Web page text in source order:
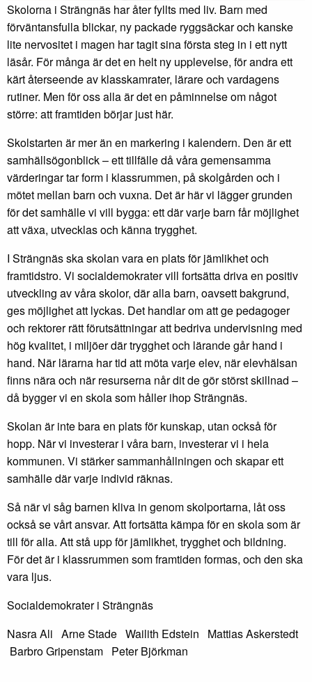
Skolorna i Strängnäs har åter fyllts med liv. Barn med
förväntansfulla blickar, ny packade ryggsäckar och kanske
lite nervositet i magen har tagit sina första steg in i ett nytt
läsår. För många är det en helt ny upplevelse, för andra ett
kärt återseende av klasskamrater, lärare och vardagens
rutiner. Men för oss alla är det en påminnelse om något
större: att framtiden börjar just här.
Skolstarten är mer än en markering i kalendern. Den är ett
samhällsögonblick – ett tillfälle då våra gemensamma
värderingar tar form i klassrummen, på skolgården och i
mötet mellan barn och vuxna. Det är här vi lägger grunden
för det samhälle vi vill bygga: ett där varje barn får möjlighet
att växa, utvecklas och känna trygghet.
I Strängnäs ska skolan vara en plats för jämlikhet och
framtidstro. Vi socialdemokrater vill fortsätta driva en positiv
utveckling av våra skolor, där alla barn, oavsett bakgrund,
ges möjlighet att lyckas. Det handlar om att ge pedagoger
och rektorer rätt förutsättningar att bedriva undervisning med
hög kvalitet, i miljöer där trygghet och lärande går hand i
hand. När lärarna har tid att möta varje elev, när elevhälsan
finns nära och när resurserna når dit de gör störst skillnad –
då bygger vi en skola som håller ihop Strängnäs.
Skolan är inte bara en plats för kunskap, utan också för
hopp. När vi investerar i våra barn, investerar vi i hela
kommunen. Vi stärker sammanhållningen och skapar ett
samhälle där varje individ räknas.
Så när vi såg barnen kliva in genom skolportarna, låt oss
också se vårt ansvar. Att fortsätta kämpa för en skola som är
till för alla. Att stå upp för jämlikhet, trygghet och bildning.
För det är i klassrummen som framtiden formas, och den ska
vara ljus.
Socialdemokrater i Strängnäs
Nasra Ali Arne Stade Wailith Edstein Mattias Askerstedt
Barbro Gripenstam Peter Björkman